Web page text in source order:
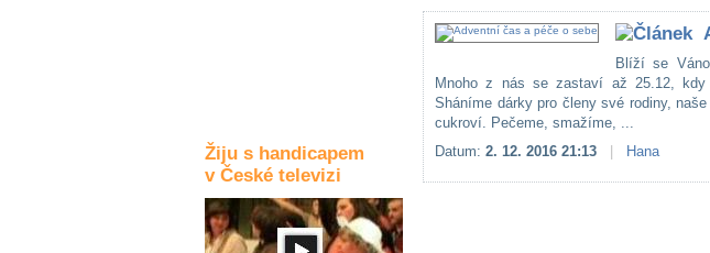
Žiju s handicapem
v České televizi
Blíží se
Mnoho z nás se zastaví až 25.12,
Sháníme dárky pro členy své rodiny,
cukroví. Pečeme, smažíme, ...
Datum: 2. 12. 2016 21:13 Hana